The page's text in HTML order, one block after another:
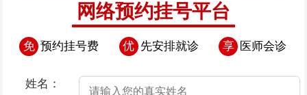
网络预约挂号平台
免 预约挂号费 优 先安排就诊 享 医师会诊
姓名：